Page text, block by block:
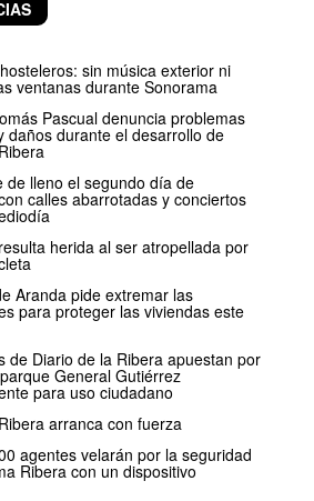
sin música exterior ni
ventanas durante Sonorama
Pascual denuncia problemas
daños durante el desarrollo de
de lleno el segundo día de
calles abarrotadas y conciertos
herida al ser atropellada por
Aranda pide extremar las
para proteger las viviendas este
de Diario de la Ribera apuestan por
General Gutiérrez
para uso ciudadano
arranca con fuerza
agentes velarán por la seguridad
Ribera con un dispositivo